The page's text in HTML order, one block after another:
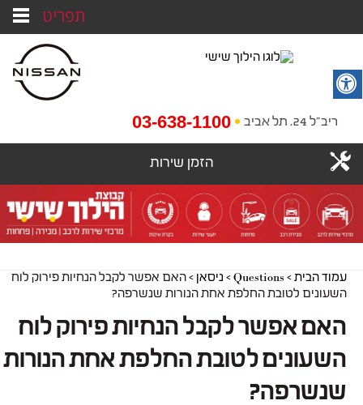
03-638-1100 ריב"ל 24, תל אביב
הזמן שירות
עמוד הבית>
Questions
> ניסאן >האם אפשר לקבל הנחיות פירוק לוח
השעונים לטובת החלפת אחת הנורות שנשרפה?
האם אפשר לקבל הנחיות פירוק לוח
השעונים לטובת החלפת אחת הנורות
שנשרפה?
תפריט